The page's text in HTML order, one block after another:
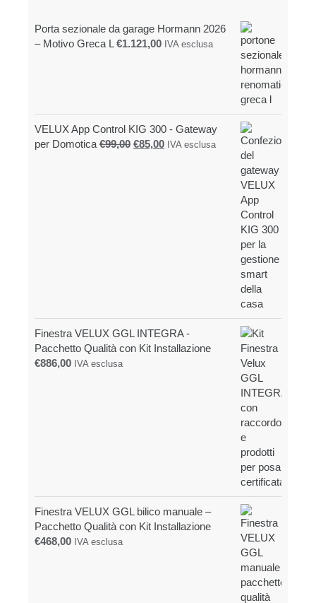
Porta sezionale da garage Hormann 2026
– Motivo Greca L €1.121,00 IVA esclusa
VELUX App Control KIG 300 - Gateway
per Domotica €99,00 Il
€85,00IlIVA esclusa
Finestra VELUX GGL INTEGRA -
Pacchetto Qualità con Kit Installazione
€886,00 IVA esclusa
Finestra VELUX GGL bilico manuale –
Pacchetto Qualità con Kit Installazione
€468,00 IVA esclusa